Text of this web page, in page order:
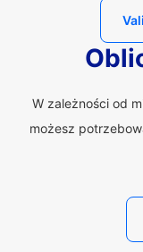
W zależności od
możesz